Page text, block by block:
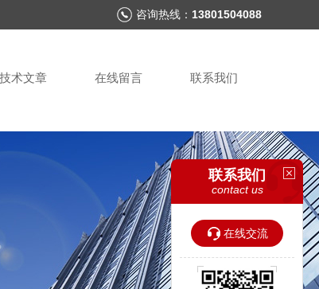
咨询热线： 13801504088
技术文章 在线留言 联系我们
联系我们
contact us
在线交流